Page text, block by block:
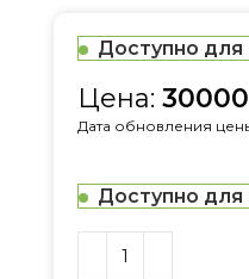
Доступно для
Цена: 30000
Дата обновления
Доступно для